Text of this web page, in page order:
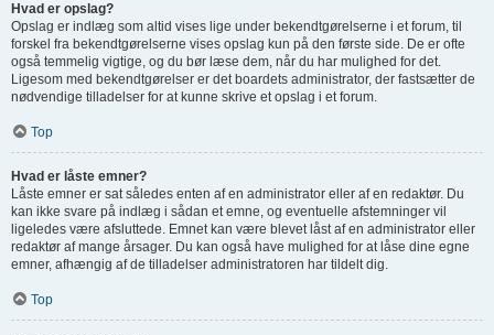
Hvad er opslag?
Opslag er indlæg som altid vises lige under bekendtgørelserne i et forum, til
forskel fra bekendtgørelserne vises opslag kun på den første side. De er ofte
også temmelig vigtige, og du bør læse dem, når du har mulighed for det.
Ligesom med bekendtgørelser er det boardets administrator, der fastsætter de
nødvendige tilladelser for at kunne skrive et opslag i et forum.
Top
Hvad er låste emner?
Låste emner er sat således enten af en administrator eller af en redaktør. Du
kan ikke svare på indlæg i sådan et emne, og eventuelle afstemninger vil
ligeledes være afsluttede. Emnet kan være blevet låst af en administrator eller
redaktør af mange årsager. Du kan også have mulighed for at låse dine egne
emner, afhængig af de tilladelser administratoren har tildelt dig.
Top